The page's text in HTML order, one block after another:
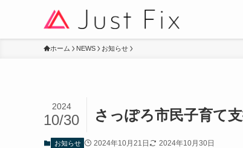
ホーム NEWS お知らせ
さっぽろ市民子育て
2024
10/30
お知らせ 2024年10月21日 2024年10月30日